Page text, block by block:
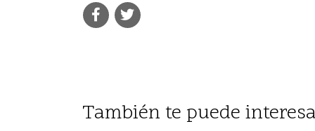
También te puede